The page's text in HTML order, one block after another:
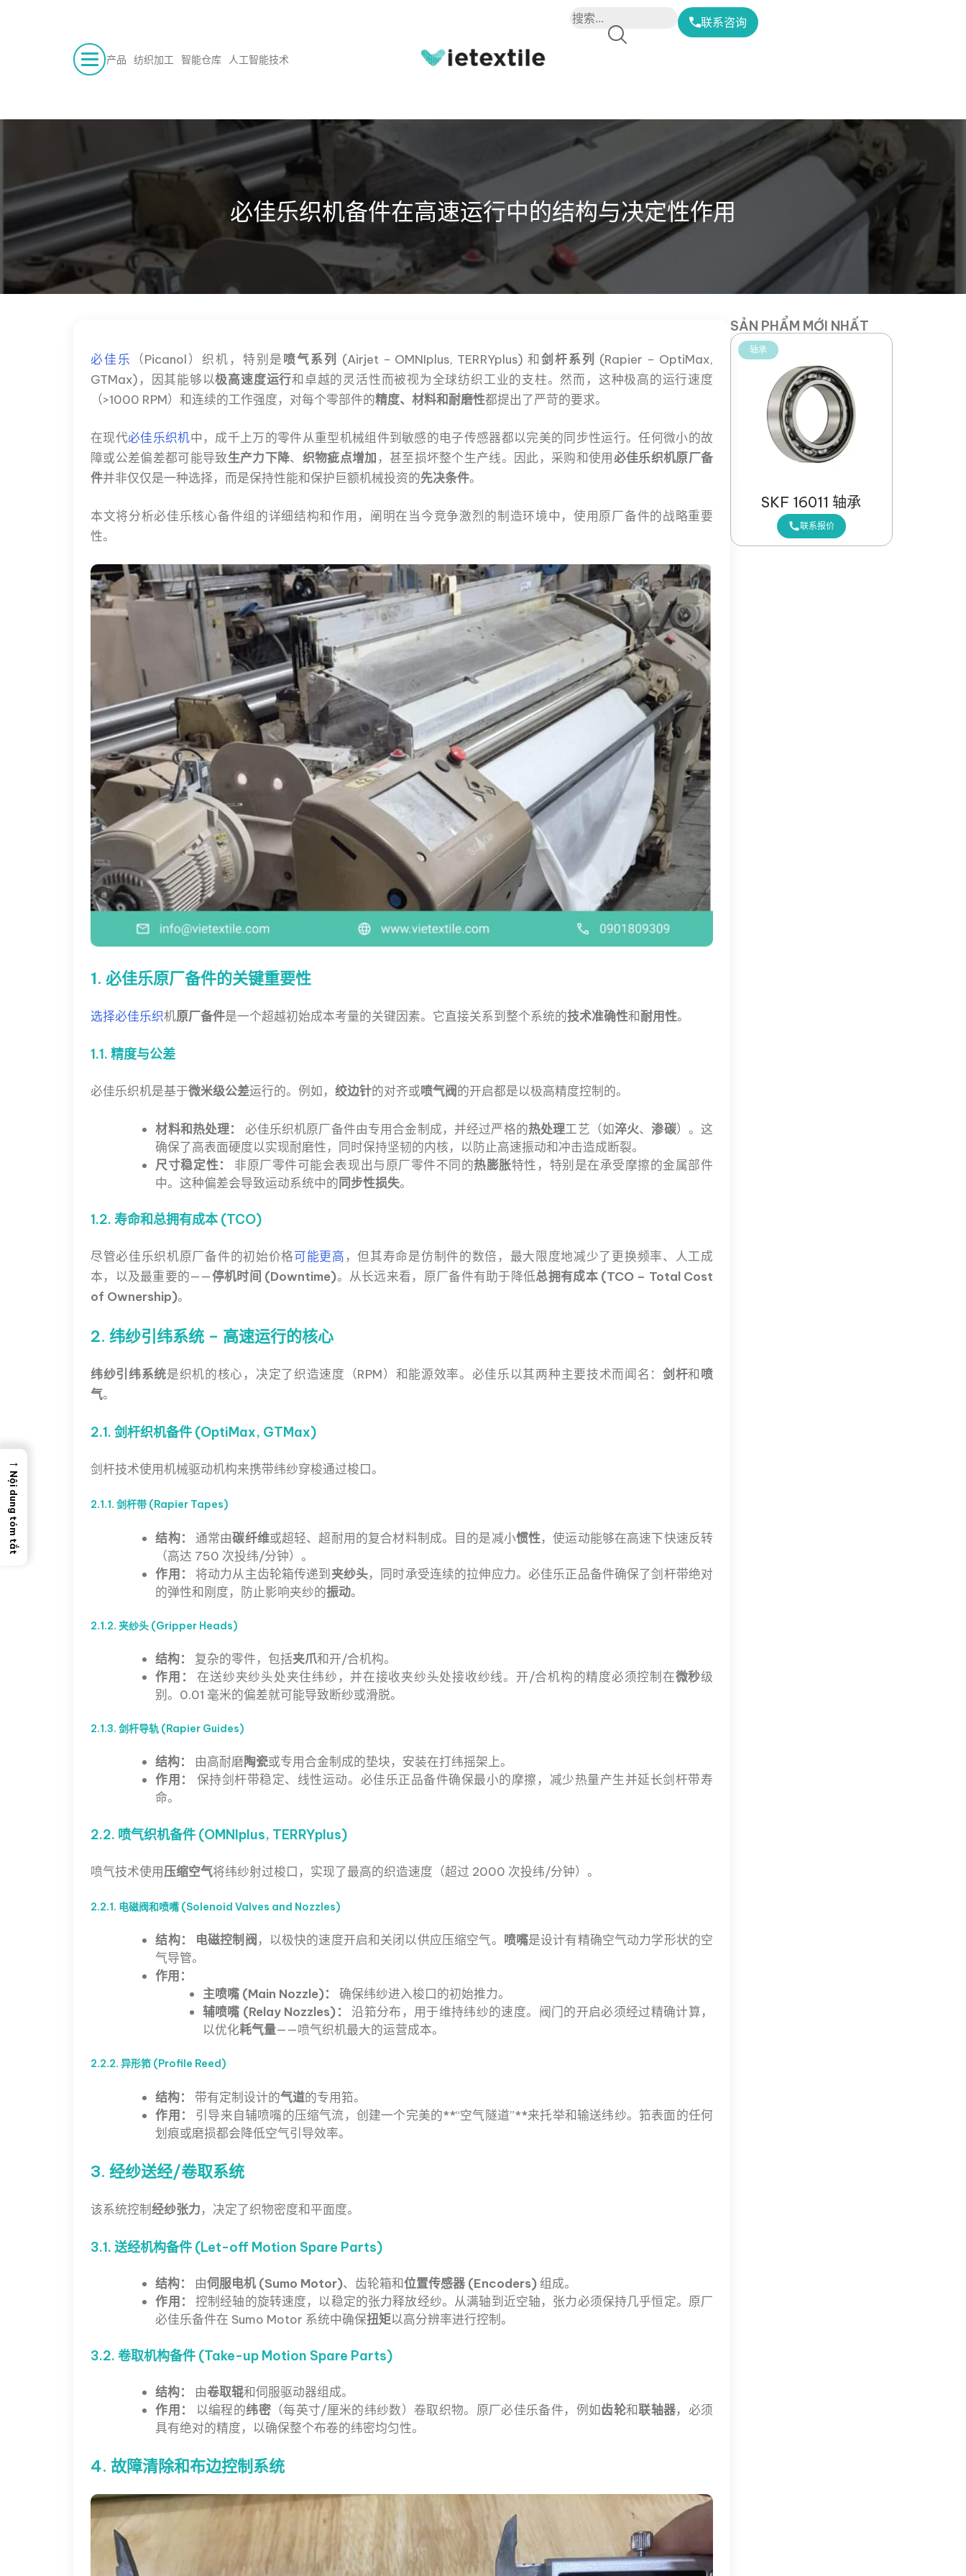
产品 纺织加工 智能仓库 人工智能技术
联系咨询
必佳乐织机备件在高速运行中的结构与决定性作用
必佳乐 （Picanol）织机，特别是喷气系列 (Airjet – OMNIplus, TERRYplus) 和剑杆系列 (Rapier – OptiMax,
GTMax)，因其能够以极高速度运行和卓越的灵活性而被视为全球纺织工业的支柱。然而，这种极高的运行速度
（>1000 RPM）和连续的工作强度，对每个零部件的精度、材料和耐磨性都提出了严苛的要求。
在现代必佳乐织机中，成千上万的零件从重型机械组件到敏感的电子传感器都以完美的同步性运行。任何微小的故
障或公差偏差都可能导致生产力下降、 织物疵点增加 ，甚至损坏整个生产线。因此，采购和使用必佳乐织机原厂备
件并非仅仅是一种选择，而是保持性能和保护巨额机械投资的先决条件。
本文将分析必佳乐核心备件组的详细结构和作用，阐明在当今竞争激烈的制造环境中，使用原厂备件的战略重要
性。
1. 必佳乐原厂备件的关键重要性
选择必佳乐织机原厂备件是一个超越初始成本考量的关键因素。它直接关系到整个系统的技术准确性和耐用性。
1.1. 精度与公差
必佳乐织机是基于微米级公差运行的。例如， 绞边针的对齐或喷气阀的开启都是以极高精度控制的。
材料和热处理： 必佳乐织机原厂备件由专用合金制成，并经过严格的热处理工艺（如淬火、渗碳）。这
确保了高表面硬度以实现耐磨性，同时保持坚韧的内核，以防止高速振动和冲击造成断裂。
尺寸稳定性：
非原厂零件可能会表现出与原厂零件不同的热膨胀特性，特别是在承受摩擦的金属部件
中。这种偏差会导致运动系统中的同步性损失。
1.2. 寿命和总拥有成本 (TCO)
尽管必佳乐织机原厂备件的初始价格可能更高 ，但其寿命是仿制件的数倍，最大限度地减少了更换频率、人工成
本，以及最重要的——停机时间 (Downtime)。从长远来看，原厂备件有助于降低总拥有成本 (TCO – Total Cost
of Ownership)。
2. 纬纱引纬系统 – 高速运行的核心
纬纱引纬系统是织机的核心，决定了织造速度（RPM）和能源效率。必佳乐以其两种主要技术而闻名： 剑杆和喷
气。
2.1. 剑杆织机备件 (OptiMax, GTMax)
剑杆技术使用机械驱动机构来携带纬纱穿梭通过梭口。
2.1.1. 剑杆带 (Rapier Tapes)
结构： 通常由碳纤维或超轻、超耐用的复合材料制成。目的是减小惯性，使运动能够在高速下快速反转
（高达 750 次投纬/分钟）。
作用：
将动力从主齿轮箱传递到夹纱头，同时承受连续的拉伸应力。必佳乐正品备件确保了剑杆带绝对
的弹性和刚度，防止影响夹纱的振动。
2.1.2. 夹纱头 (Gripper Heads)
结构： 复杂的零件，包括夹爪和开/合机构。
作用：
在送纱夹纱头处夹住纬纱，并在接收夹纱头处接收纱线。开/合机构的精度必须控制在微秒级
别。0.01 毫米的偏差就可能导致断纱或滑脱。
2.1.3. 剑杆导轨 (Rapier Guides)
结构： 由高耐磨陶瓷或专用合金制成的垫块，安装在打纬摇架上。
作用：
保持剑杆带稳定、线性运动。必佳乐正品备件确保最小的摩擦，减少热量产生并延长剑杆带寿
命。
2.2. 喷气织机备件 (OMNIplus, TERRYplus)
喷气技术使用压缩空气将纬纱射过梭口，实现了最高的织造速度（超过 2000 次投纬/分钟）。
2.2.1. 电磁阀和喷嘴 (Solenoid Valves and Nozzles)
结构： 电磁控制阀 ，以极快的速度开启和关闭以供应压缩空气。 喷嘴是设计有精确空气动力学形状的空
气导管。
作用：
主喷嘴 (Main Nozzle)：
确保纬纱进入梭口的初始推力。
辅喷嘴 (Relay Nozzles)：
沿筘分布，用于维持纬纱的速度。阀门的开启必须经过精确计算，
以优化耗气量——喷气织机最大的运营成本。
2.2.2. 异形筘 (Profile Reed)
结构： 带有定制设计的气道的专用筘。
作用：
引导来自辅喷嘴的压缩气流，创建一个完美的**“空气隧道”**来托举和输送纬纱。筘表面的任何
划痕或磨损都会降低空气引导效率。
3. 经纱送经/卷取系统
该系统控制经纱张力，决定了织物密度和平面度。
3.1. 送经机构备件 (Let-off Motion Spare Parts)
结构： 由伺服电机 (Sumo Motor)、齿轮箱和位置传感器 (Encoders) 组成。
作用：
控制经轴的旋转速度，以稳定的张力释放经纱。从满轴到近空轴，张力必须保持几乎恒定。原厂
必佳乐备件在 Sumo Motor 系统中确保扭矩以高分辨率进行控制。
3.2. 卷取机构备件 (Take-up Motion Spare Parts)
结构： 由卷取辊和伺服驱动器组成。
作用：
以编程的纬密（每英寸/厘米的纬纱数）卷取织物。原厂必佳乐备件，例如齿轮和联轴器，必须
具有绝对的精度，以确保整个布卷的纬密均匀性。
4. 故障清除和布边控制系统
SẢN PHẨM MỚI NHẤT
轴承
SKF 16011 轴承
联系报价
→
Nội dung tóm tắt